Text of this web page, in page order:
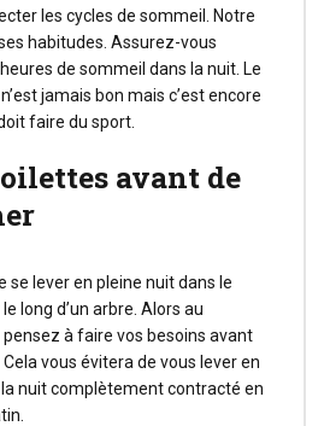
les cycles de sommeil. Notre
habitudes. Assurez-vous
de sommeil dans la nuit. Le
jamais bon mais c’est encore
faire du sport.
avant de
se lever en pleine nuit dans le
long d’un arbre. Alors au
pensez à faire vos besoins avant
vous évitera de vous lever en
nuit complètement contracté en